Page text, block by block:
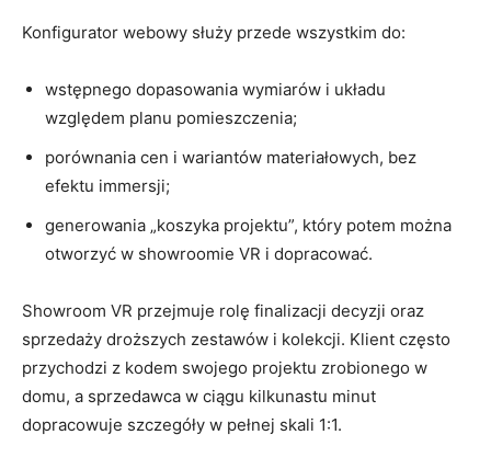
Konfigurator webowy służy przede wszystkim do:
wstępnego dopasowania wymiarów i układu
względem planu pomieszczenia;
porównania cen i wariantów materiałowych, bez
efektu immersji;
generowania „koszyka projektu”, który potem można
otworzyć w showroomie VR i dopracować.
Showroom VR przejmuje rolę finalizacji decyzji oraz
sprzedaży droższych zestawów i kolekcji. Klient często
przychodzi z kodem swojego projektu zrobionego w
domu, a sprzedawca w ciągu kilkunastu minut
dopracowuje szczegóły w pełnej skali 1:1.